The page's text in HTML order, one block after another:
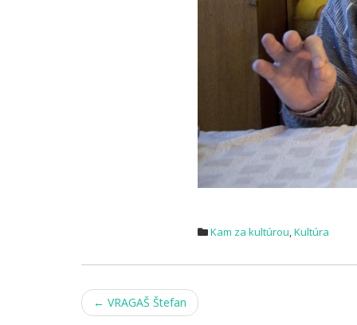
Kam za kultúrou,Kultúra
Post
← VRAGAŠ Štefan